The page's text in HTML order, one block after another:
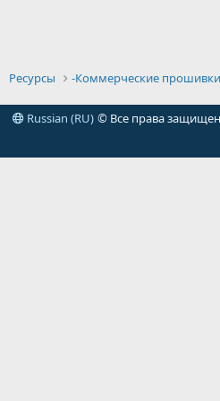
Ресурсы -Коммерческие прошивки
Russian (RU) © Все права